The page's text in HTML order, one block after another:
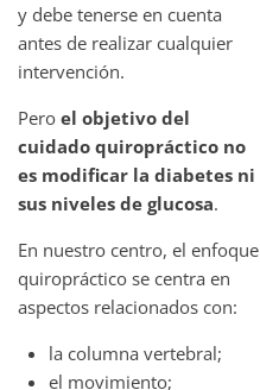
y debe tenerse en cuenta
antes de realizar cualquier
intervención.
Pero el objetivo del
cuidado quiropráctico no
es modificar la diabetes ni
sus niveles de glucosa.
En nuestro centro, el enfoque
quiropráctico se centra en
aspectos relacionados con:
la columna vertebral;
el movimiento;